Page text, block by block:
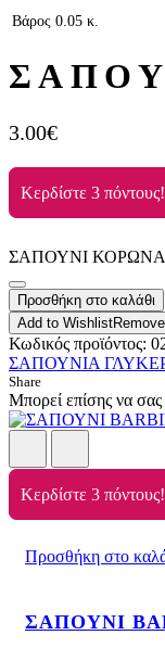
Βάρος 0.05 κ.
3.00€
Κερδίστε 3 πόντους!
ΣΑΠΟΥΝΙ ΚΟΡΩΝΑ
Προσθήκη στο καλάθι
Add to Wishlist
Κωδικός προϊόντος:
ΣΑΠΟΥΝΙΑ
Share
Μπορεί επίσης να
Κερδίστε 3 πόντους!
Προσθήκη στο
ΣΑΠΟΥΝΙ